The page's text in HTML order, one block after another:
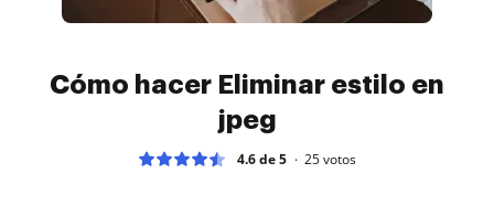
Cómo hacer Eliminar estilo en
jpeg
4.6 de 5 25votos